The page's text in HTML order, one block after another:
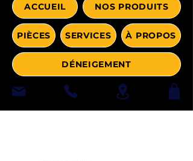
ACCUEIL NOS PRODUITS
PIÈCES SERVICES À PROPOS
DÉNEIGEMENT